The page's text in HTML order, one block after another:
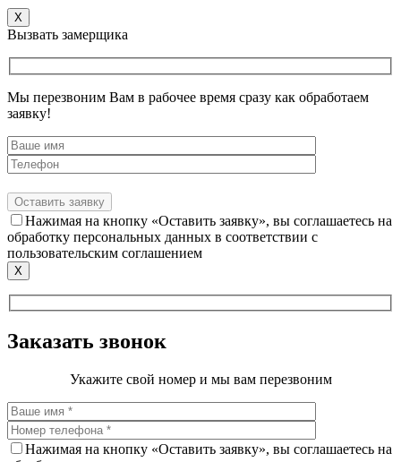
X
Вызвать замерщика
Мы перезвоним Вам в рабочее время сразу как обработаем
заявку!
Нажимая на кнопку «Оставить заявку», вы соглашаетесь на
обработку персональных данных в соответствии с
пользовательским соглашением
X
Заказать звонок
Укажите свой номер и мы вам перезвоним
Нажимая на кнопку «Оставить заявку», вы соглашаетесь на